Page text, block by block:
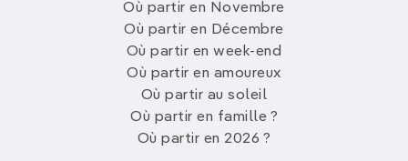
Où partir en Novembre
Où partir en Décembre
Où partir en week-end
Où partir en amoureux
Où partir au soleil
Où partir en famille ?
Où partir en 2026 ?